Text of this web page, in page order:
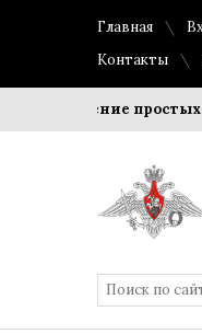
Главная
Контакты
Соблюдение простых